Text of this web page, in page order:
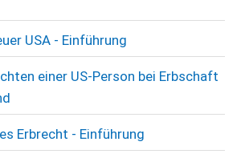
USA - Einführung
einer US-Person bei Erbschaft
Erbrecht - Einführung